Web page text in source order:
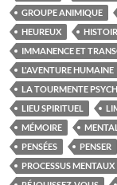
GROUPE ANIMIQUE
HEUREUX
IMMANENCE ET
L'AVENTURE HUMAINE
LA TOURMENTE
LIEU SPIRITUEL
MÉMOIRE
MENTAL
PENSÉES
PENSER
PROCESSUS MENTAUX